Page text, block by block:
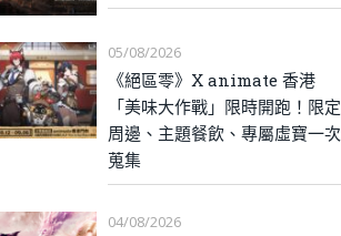
05/08/2026
《絕區零》X animate 香港
「美味大作戰」限時開跑！限定
周邊、主題餐飲、專屬虛寶一次
蒐集
04/08/2026